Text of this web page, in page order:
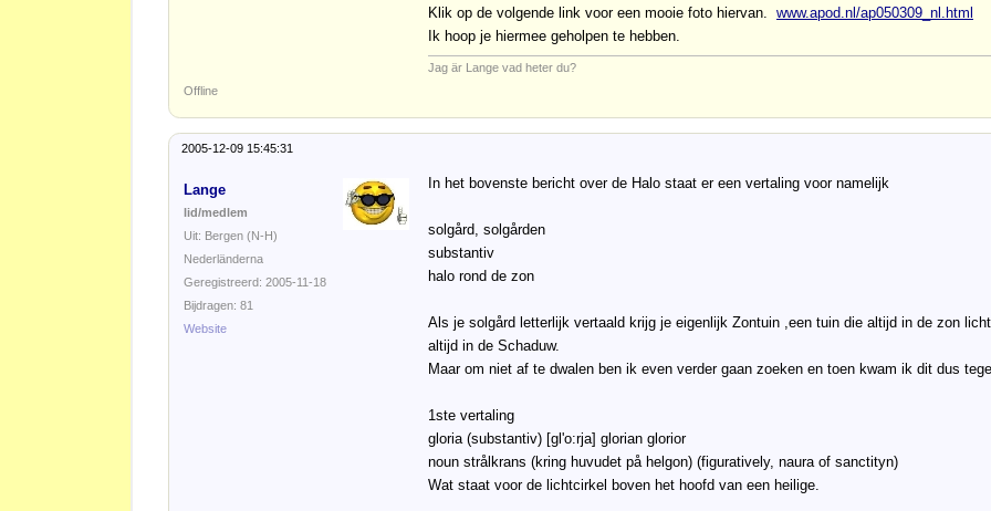
Klik op de volgende link voor een mooie foto hiervan. www.apod.nl/ap050309_nl.html
Ik hoop je hiermee geholpen te hebben.
Jag är Lange vad heter du?
Offline
2005-12-09 15:45:31
Lange
lid/medlem
Uit: Bergen (N-H)
Nederländerna
Geregistreerd: 2005-11-18
Bijdragen: 81
Website
In het bovenste bericht over de Halo staat er een vertaling voor namelijk
solgård, solgården
substantiv
halo rond de zon
Als je solgård letterlijk vertaald krijg je eigenlijk Zontuin ,een tuin die altijd in de zon
altijd in de Schaduw.
Maar om niet af te dwalen ben ik even verder gaan zoeken en toen kwam ik dit dus
1ste vertaling
gloria (substantiv) [gl'o:rja] glorian glorior
noun strålkrans (kring huvudet på helgon) (figuratively, naura of sanctityn)
Wat staat voor de lichtcirkel boven het hoofd van een heilige.